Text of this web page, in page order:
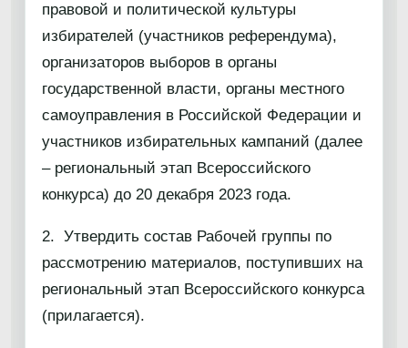
правовой и политической культуры
избирателей (участников референдума),
организаторов выборов в органы
государственной власти, органы местного
самоуправления в Российской Федерации и
участников избирательных кампаний (далее
– региональный этап Всероссийского
конкурса) до 20 декабря 2023 года.
2. Утвердить состав Рабочей группы по
рассмотрению материалов, поступивших на
региональный этап Всероссийского конкурса
(прилагается).